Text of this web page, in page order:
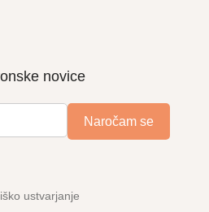
novice
ustvarjanje